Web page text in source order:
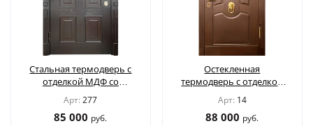
Стальная термодверь с
отделкой МДФ со
шпоном, карнизом и
объемным элементом
лев
Арт: 277
85 000 руб.
Остекленная
термодверь с отделкой
МДФ шпон
Арт: 14
88 000 руб.